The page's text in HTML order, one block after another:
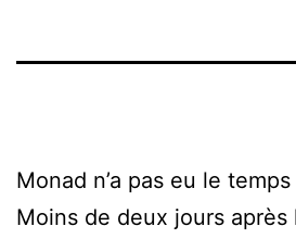
Monad n’a pas eu le
Moins de deux jours